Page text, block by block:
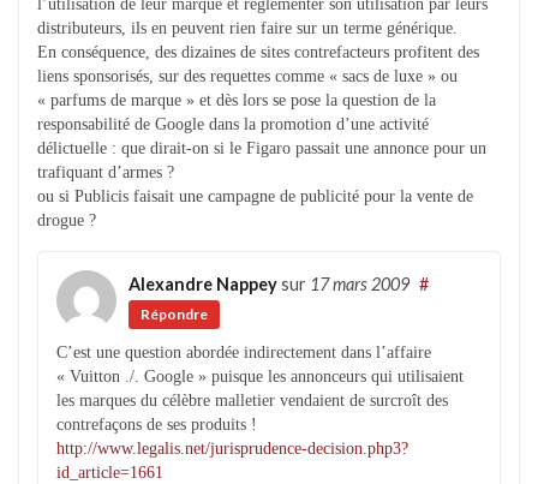
l’utilisation de leur marque et règlementer son utilisation par leurs
distributeurs, ils en peuvent rien faire sur un terme générique.
En conséquence, des dizaines de sites contrefacteurs profitent des
liens sponsorisés, sur des requettes comme « sacs de luxe » ou
« parfums de marque » et dès lors se pose la question de la
responsabilité de Google dans la promotion d’une activité
délictuelle : que dirait-on si le Figaro passait une annonce pour un
trafiquant d’armes ?
ou si Publicis faisait une campagne de publicité pour la vente de
drogue ?
Alexandre Nappeysur 17 mars 2009 #
Répondre
C’est une question abordée indirectement dans l’affaire
« Vuitton ./. Google » puisque les annonceurs qui utilisaient
les marques du célèbre malletier vendaient de surcroît des
contrefaçons de ses produits !
http://www.legalis.net/jurisprudence-decision.php3?
id_article=1661